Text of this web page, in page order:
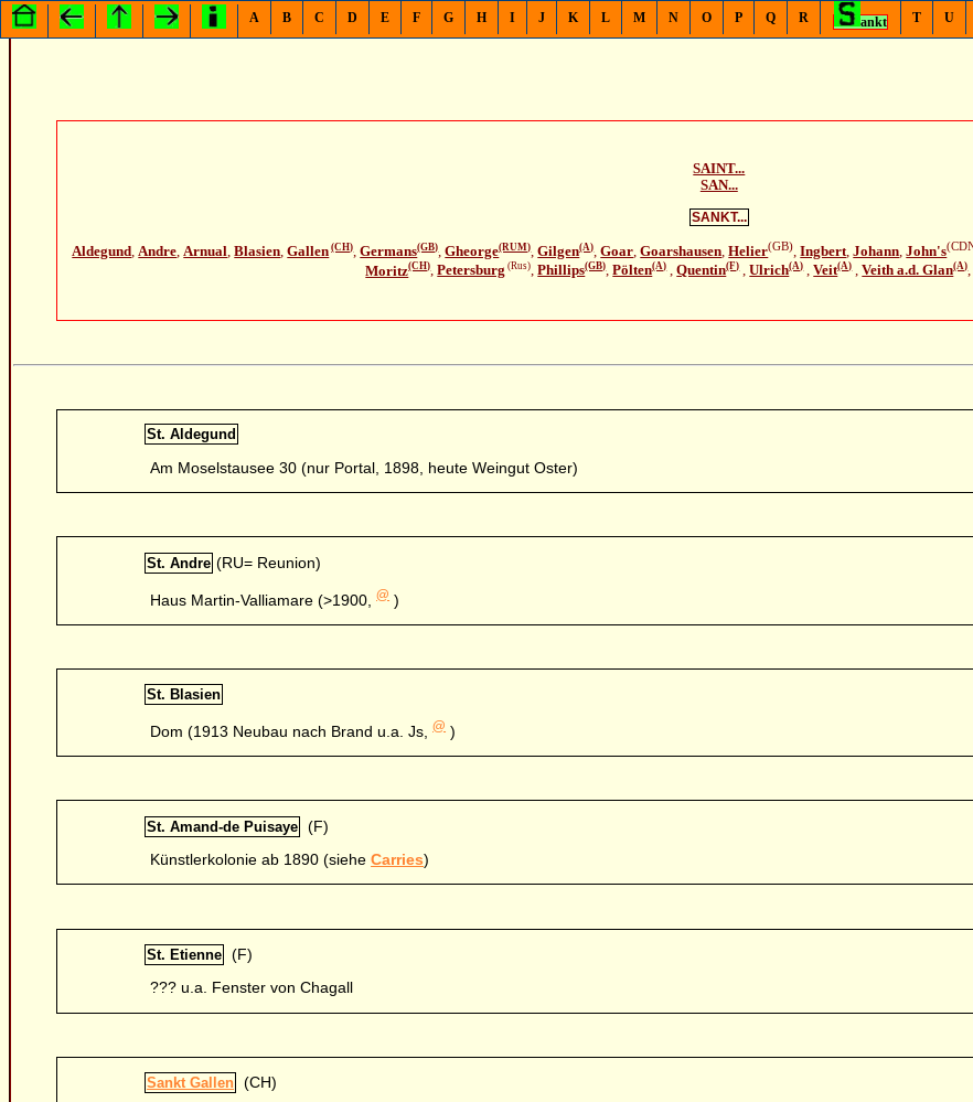
A B C D E F G H I J K L M N O P Q R ankt T U
SAINT...
SAN...
SANKT...
Aldegund,Andre,Arnual,Blasien,Gallen (CH),Germans(GB),Gheorge(RUM),Gilgen(A),Goar,Goarshausen,Helier(GB),Ingbert,Johann,John's
Moritz(CH),Petersburg (Rus),Phillips(GB),Pölten(A),Quentin(F),Ulrich(A),Veit(A),Veith a.d. Glan(A)
St. Aldegund
Am Moselstausee 30 (nur Portal, 1898, heute Weingut Oster)
St. Andre(RU= Reunion)
Haus Martin-Valliamare (>1900,@ )
St. Blasien
Dom (1913 Neubau nach Brand u.a. Js,@ )
St. Amand-de Puisaye(F)
Künstlerkolonie ab 1890 (sieheCarries)
St. Etienne(F)
??? u.a. Fenster von Chagall
Sankt Gallen(CH)